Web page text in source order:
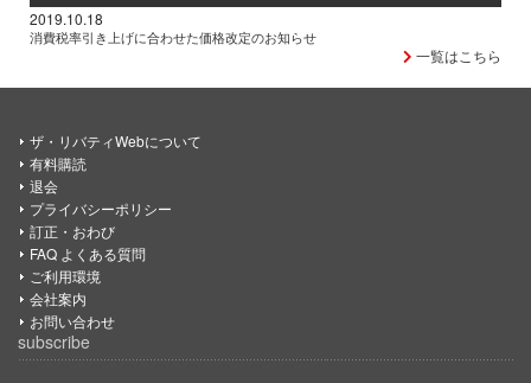
2019.10.18
消費税率引き上げに合わせた価格改定のお知らせ
一覧はこちら
ザ・リバティWebについて
有料購読
退会
プライバシーポリシー
訂正・おわび
FAQ よくある質問
ご利用環境
会社案内
お問い合わせ
subscribe